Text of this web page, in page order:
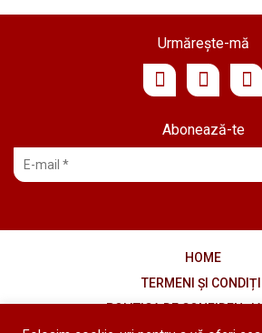
Abonează-te
Urmărește-mă
HOME
TERMENI ȘI CONDIȚII
POLITICA DE